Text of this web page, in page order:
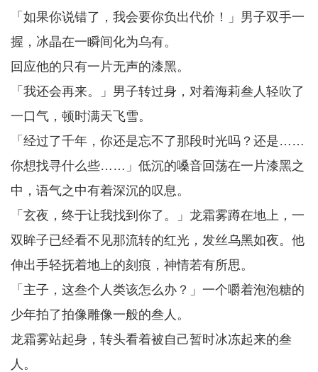
「如果你说错了，我会要你负出代价！」男子双手一
握，冰晶在一瞬间化为乌有。
回应他的只有一片无声的漆黑。
「我还会再来。」男子转过身，对着海莉叁人轻吹了
一口气，顿时满天飞雪。
「经过了千年，你还是忘不了那段时光吗？还是……
你想找寻什么些……」低沉的嗓音回荡在一片漆黑之
中，语气之中有着深沉的叹息。
「玄夜，终于让我找到你了。」龙霜雾蹲在地上，一
双眸子已经看不见那流转的红光，发丝乌黑如夜。他
伸出手轻抚着地上的刻痕，神情若有所思。
「主子，这叁个人类该怎么办？」一个嚼着泡泡糖的
少年拍了拍像雕像一般的叁人。
龙霜雾站起身，转头看着被自己暂时冰冻起来的叁
人。